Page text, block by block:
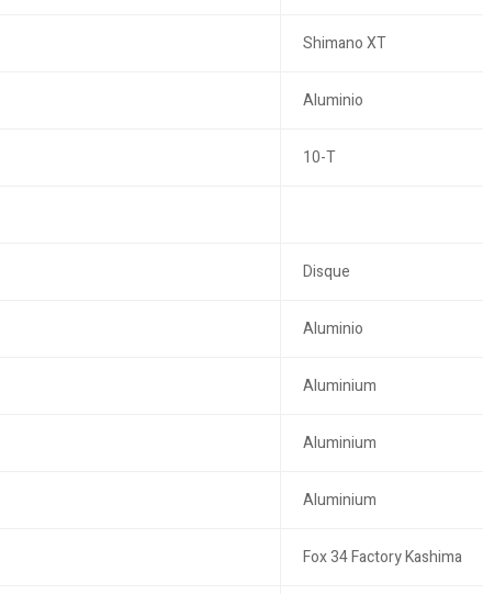
Shimano XT
Aluminio
10-T
Disque
Aluminio
Aluminium
Aluminium
Aluminium
Fox 34 Factory Kashima